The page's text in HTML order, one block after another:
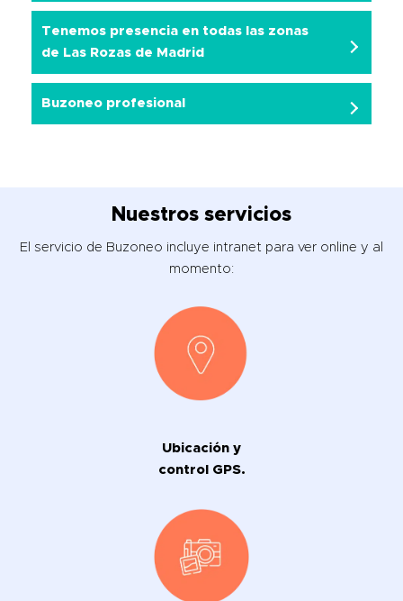
Tenemos presencia en todas las zonas
de Las Rozas de Madrid
Buzoneo profesional
Nuestros servicios
El servicio de Buzoneo incluye intranet para ver online y al
momento:
Ubicación y
control GPS.